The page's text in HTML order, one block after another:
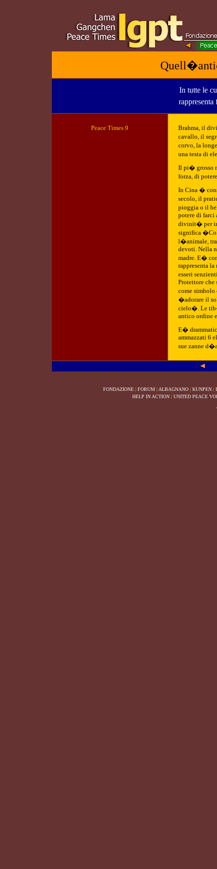
In tutte le
rappresenta
Peace Times 9
Brahma, il
cavallo, il
corvo, la
una testa di
Il pi� grosso
forza, di
In Cina �
secolo, il
pioggia o il
potere di farci
divinit� per
significa
l�animale, tra
devoti. Nella
madre. E�
rappresenta
esseri
Protettore che
come
�adorare il
cielo�. Le
antico ordine
E�
ammazzati 6
sue zanne
FONDAZIONE | FORUM | ALBAGNANO | KUNPEN |
HELP IN ACTION | UNITED PEACE